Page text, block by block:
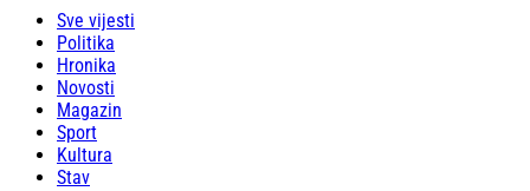
Sve vijesti
Politika
Hronika
Novosti
Magazin
Sport
Kultura
Stav